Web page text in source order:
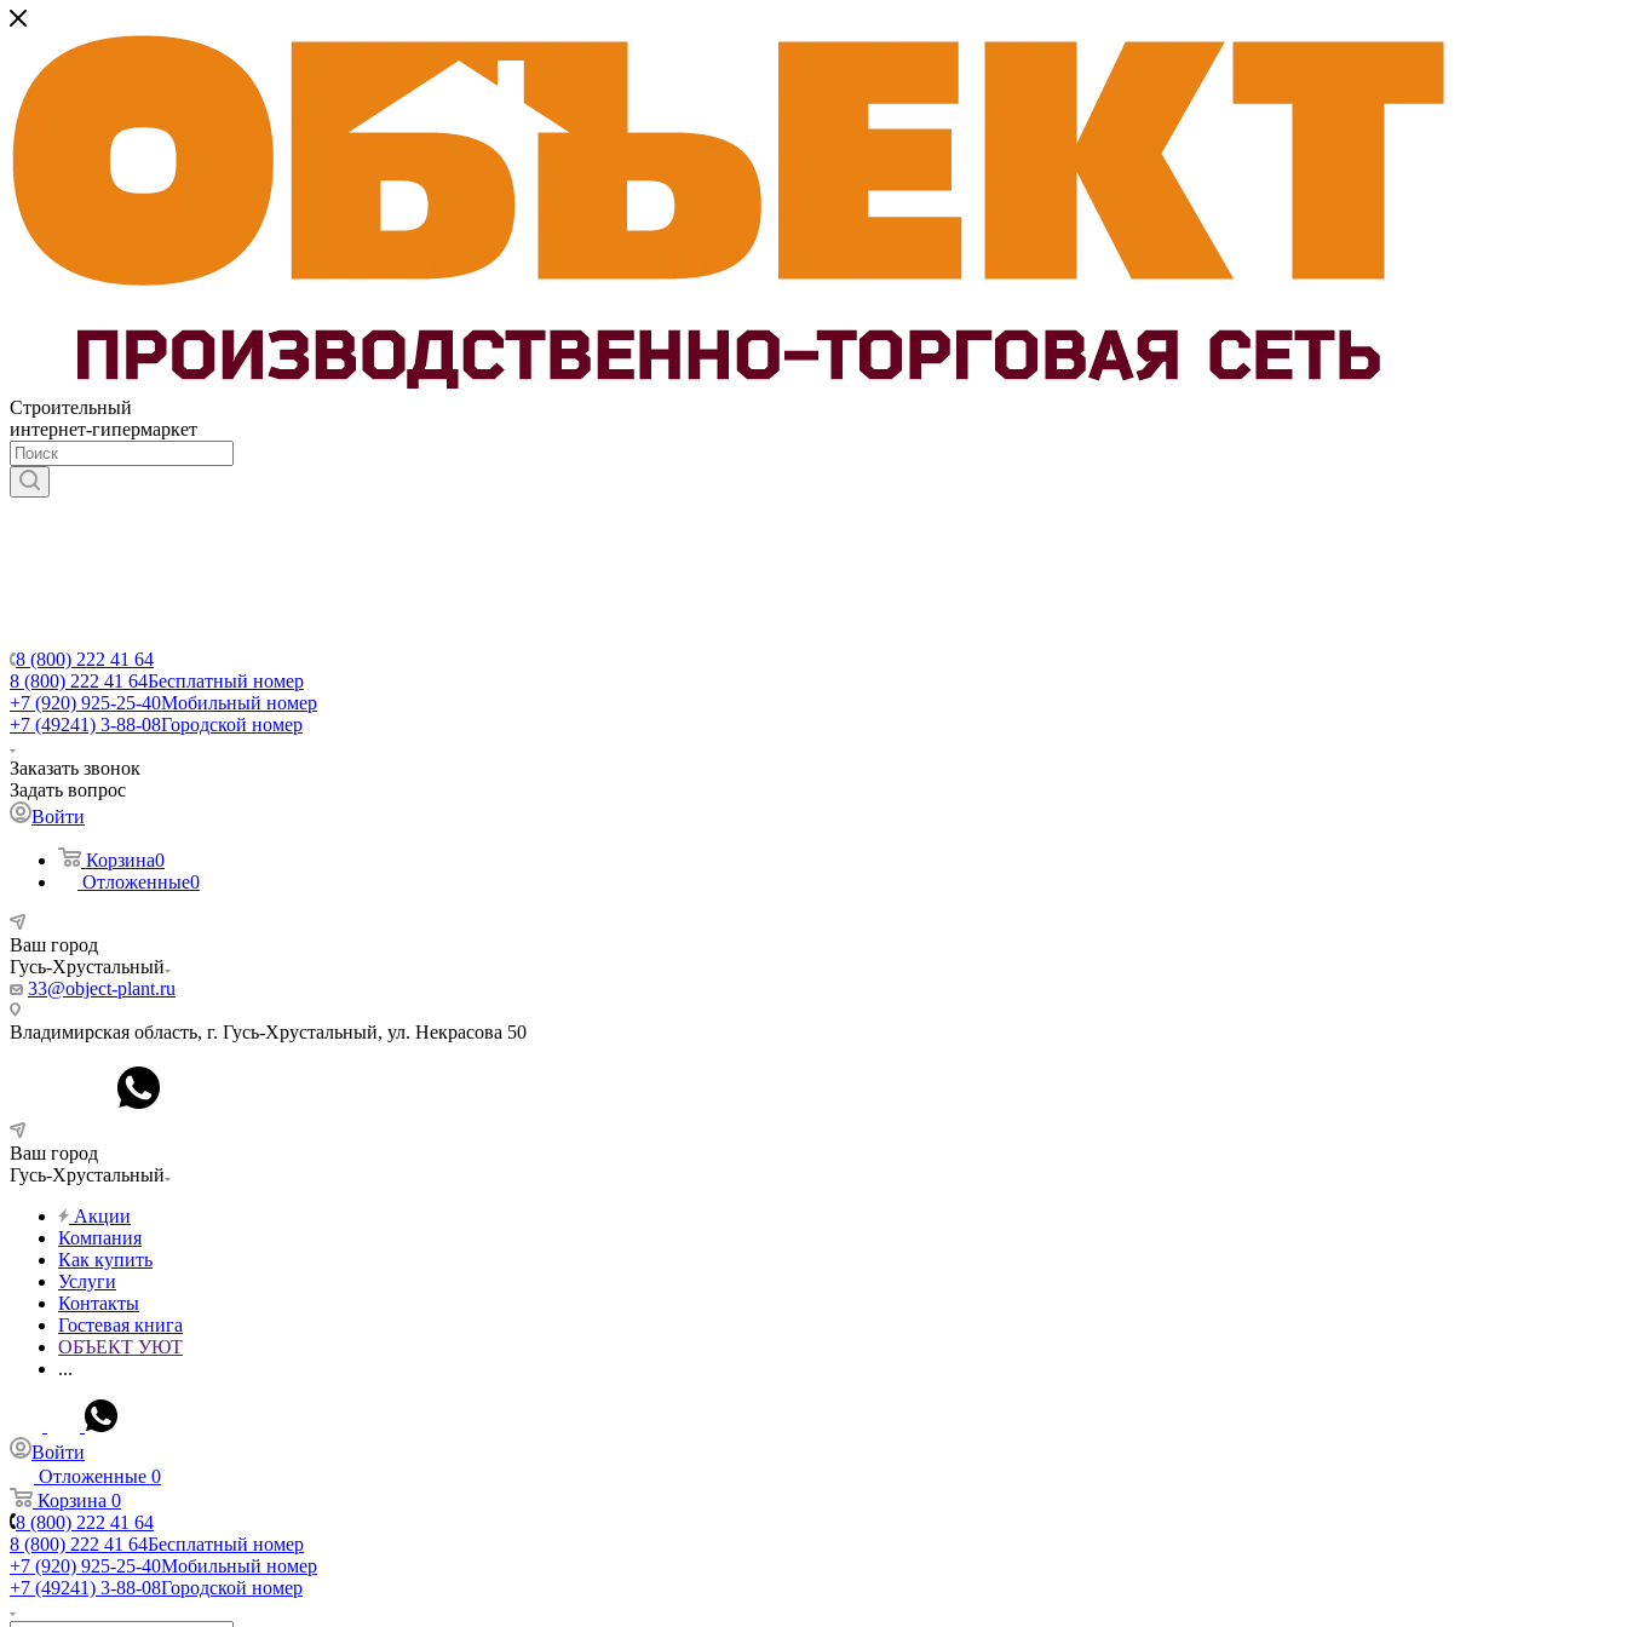
Строительный
интернет-гипермаркет
8 (800) 222 41 64
8 (800) 222 41 64Бесплатный номер
+7 (920) 925-25-40Мобильный номер
+7 (49241) 3-88-08Городской номер
Заказать звонок
Задать вопрос
Войти
Корзина0
Отложенные0
Ваш город
Гусь-Хрустальный
33@object-plant.ru
Владимирская область, г. Гусь-Хрустальный, ул. Некрасова 50
Ваш город
Гусь-Хрустальный
Акции
Компания
Как купить
Услуги
Контакты
Гостевая книга
ОБЪЕКТ УЮТ
...
Войти
Отложенные 0
Корзина 0
8 (800) 222 41 64
8 (800) 222 41 64Бесплатный номер
+7 (920) 925-25-40Мобильный номер
+7 (49241) 3-88-08Городской номер